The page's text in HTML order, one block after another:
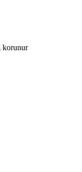
korunur